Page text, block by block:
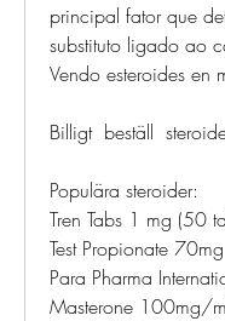
principal fator que
substituto ligado ao
Vendo esteroides
Billigt  beställ
Populära steroider:
Tren Tabs 1 mg (50
Test Propionate 70mg
Para Pharma
Masterone 100mg/